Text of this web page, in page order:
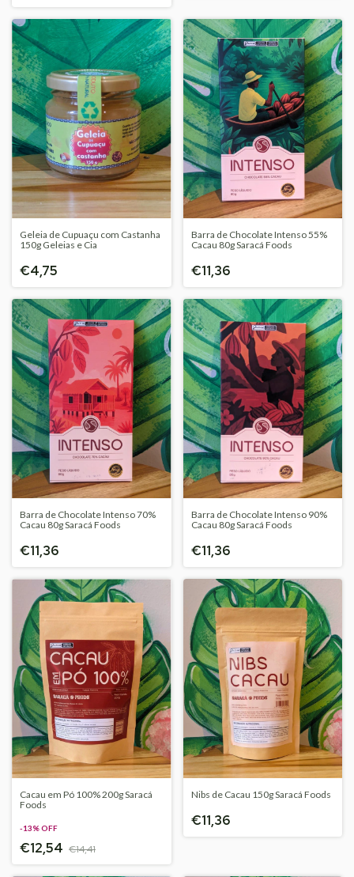
Geleia de Cupuaçu com Castanha
150g Geleias e Cia
€4,75
Barra de Chocolate Intenso 55%
Cacau 80g Saracá Foods
€11,36
Barra de Chocolate Intenso 70%
Cacau 80g Saracá Foods
€11,36
Barra de Chocolate Intenso 90%
Cacau 80g Saracá Foods
€11,36
Cacau em Pó 100% 200g Saracá
Foods
-13%OFF
€12,54 €14,41
Nibs de Cacau 150g Saracá Foods
€11,36